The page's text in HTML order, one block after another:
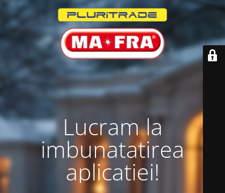
Lucram la
imbunatatirea
aplicatiei!